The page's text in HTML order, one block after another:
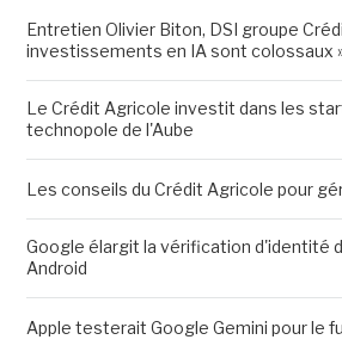
Entretien Olivier Biton, DSI groupe
investissements en IA sont colossaux
Le Crédit Agricole investit dans les
technopole de l'Aube
Les conseils du Crédit Agricole pour
Google élargit la vérification d'identité
Android
Apple testerait Google Gemini pour le